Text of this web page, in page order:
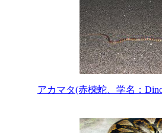
アカマタ(赤楝蛇、学名：